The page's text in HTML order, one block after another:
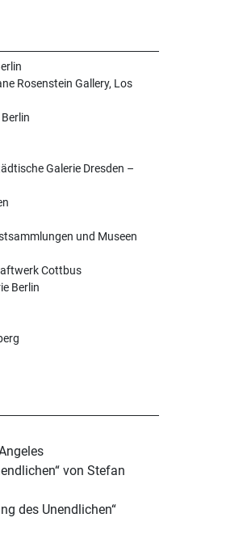
Rosenstein Gallery, Los
Galerie Dresden –
und Museen
Cottbus
Berlin
von Stefan
des Unendlichen“